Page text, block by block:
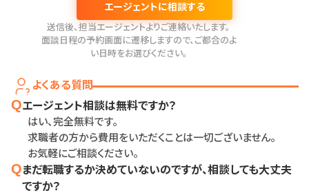
エージェントに相談する
送信後、担当エージェントよりご連絡いたします。
面談日程の予約画面に遷移しますので、ご都合のよ
い日時をお選びください。
よくある質問
Qエージェント相談は無料ですか？
はい、完全無料です。
求職者の方から費用をいただくことは一切ございません。
お気軽にご相談ください。
Qまだ転職するか決めていないのですが、相談しても大丈夫
ですか？